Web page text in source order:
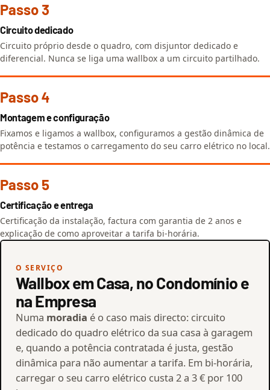
Passo 3
Circuito dedicado
Circuito próprio desde o quadro, com disjuntor dedicado e
diferencial. Nunca se liga uma wallbox a um circuito partilhado.
Passo 4
Montagem e configuração
Fixamos e ligamos a wallbox, configuramos a gestão dinâmica de
potência e testamos o carregamento do seu carro elétrico no local.
Passo 5
Certificação e entrega
Certificação da instalação, factura com garantia de 2 anos e
explicação de como aproveitar a tarifa bi-horária.
O SERVIÇO
Wallbox em Casa, no Condomínio e
na Empresa
Numa moradia é o caso mais directo: circuito
dedicado do quadro elétrico da sua casa à garagem
e, quando a potência contratada é justa, gestão
dinâmica para não aumentar a tarifa. Em bi-horária,
carregar o seu carro elétrico custa 2 a 3 € por 100